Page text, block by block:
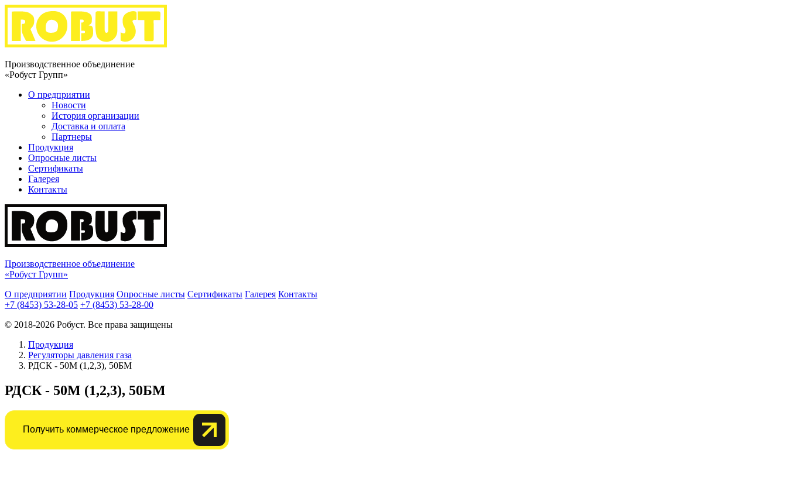
Производственное объединение
«Робуст Групп»
О предприятии
Новости
История организации
Доставка и оплата
Партнеры
Продукция
Опросные листы
Сертификаты
Галерея
Контакты
Производственное объединение
«Робуст Групп»
О предприятии Продукция Опросные листы Сертификаты Галерея Контакты
+7 (8453) 53-28-05 +7 (8453) 53-28-00
© 2018-2026 Робуст. Все права защищены
Продукция
Регуляторы давления газа
РДСК - 50М (1,2,3), 50БМ
РДСК - 50М (1,2,3), 50БМ
Получить коммерческое предложение